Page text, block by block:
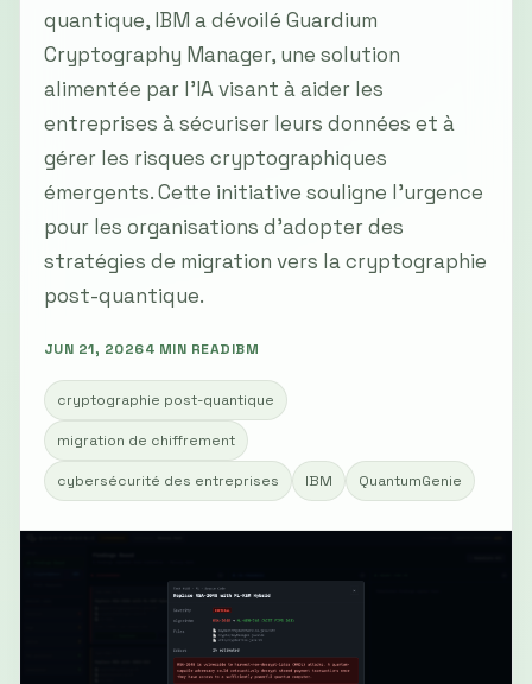
quantique, IBM a dévoilé Guardium
Cryptography Manager, une solution
alimentée par l'IA visant à aider les
entreprises à sécuriser leurs données et à
gérer les risques cryptographiques
émergents. Cette initiative souligne l'urgence
pour les organisations d'adopter des
stratégies de migration vers la cryptographie
post-quantique.
JUN 21, 20264 MIN READIBM
cryptographie post-quantique
migration de chiffrement
cybersécurité des entreprises IBM QuantumGenie